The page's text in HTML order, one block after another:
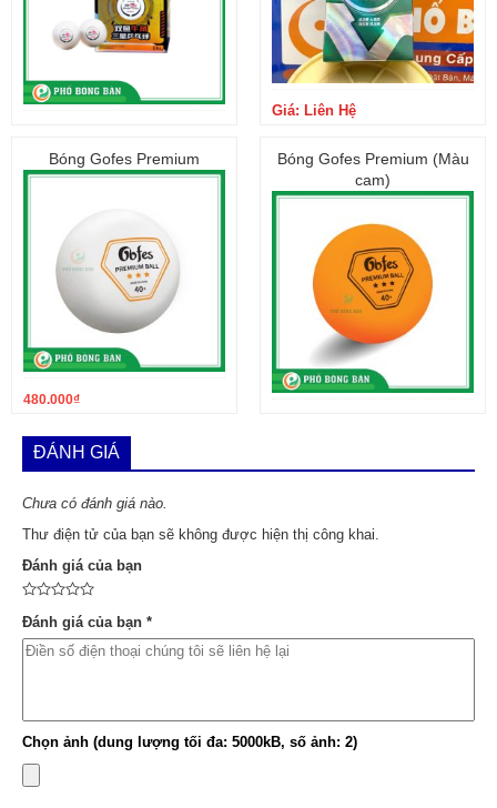
Giá: Liên Hệ
Bóng Gofes Premium
480.000₫
Bóng Gofes Premium (Màu
cam)
ĐÁNH GIÁ
Chưa có đánh giá nào.
Thư điện tử của bạn sẽ không được hiện thị công khai.
Đánh giá của bạn
Đánh giá của bạn *
Chọn ảnh (dung lượng tối đa: 5000kB, số ảnh: 2)